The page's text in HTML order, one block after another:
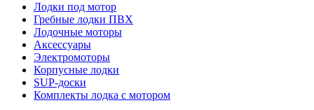
Лодки под мотор
Гребные лодки ПВХ
Лодочные моторы
Аксессуары
Электромоторы
Корпусные лодки
SUP-доски
Комплекты лодка с мотором